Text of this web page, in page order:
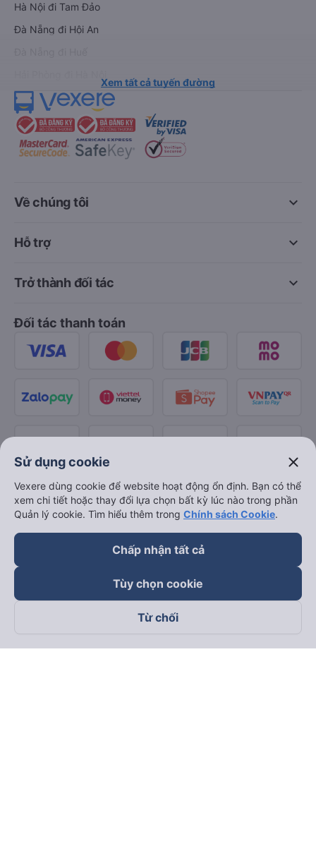
Hà Nội đi Tam Đảo
Đà Nẵng đi Hội An
Xem tất cả tuyến đường
keyboard_arrow_down
Về chúng tôi
keyboard_arrow_down
Hỗ trợ
keyboard_arrow_down
Trở thành đối tác
Đối tác thanh toán
Theo dõi chúng tôi trên
Sử dụng cookie close
Vexere dùng cookie để website hoạt động ổn định. Bạn có thể
xem chi tiết hoặc thay đổi lựa chọn bất kỳ lúc nào trong phần
Quản lý cookie. Tìm hiểu thêm trong Chính sách Cookie.
Chấp nhận tất cả
Tùy chọn cookie
Từ chối